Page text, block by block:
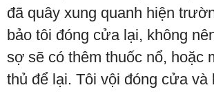
đã quây xung quanh hiện
bảo tôi đóng cửa lại, không
sợ sẽ có thêm thuốc nổ, hoặc
thủ để lại. Tôi vội đóng cửa và